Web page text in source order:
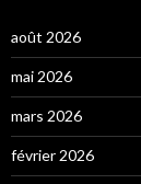
août 2026
mai 2026
mars 2026
février 2026